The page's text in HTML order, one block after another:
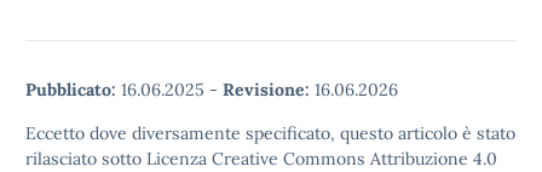
Pubblicato: 16.06.2025 - Revisione: 16.06.2026
Eccetto dove diversamente specificato, questo articolo è stato
rilasciato sotto Licenza Creative Commons Attribuzione 4.0